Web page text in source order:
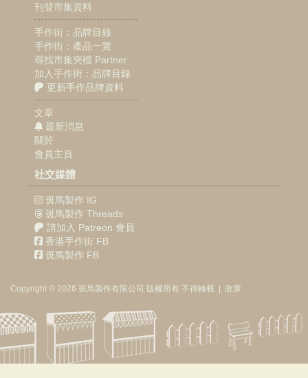
刊登市集資料
手作街：品牌目錄
手作街：產品一覽
尋找市集夾檔 Partner
加入手作街：品牌目錄
更新手作品牌資料
文章
最新消息
關於
會員主頁
社交媒體
斑馬製作 IG
斑馬製作 Threads
請加入 Patreon 會員
香港手作街 FB
斑馬製作 FB
Copyright © 2026 斑馬製作有限公司 版權所有 不得轉載 | 政策